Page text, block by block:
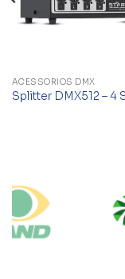
ACESSÓRIOS DMX
Splitter DMX512 – 4